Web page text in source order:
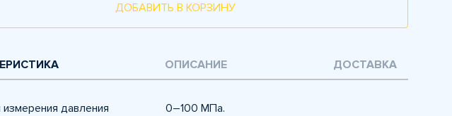
ДОБАВИТЬ В КОРЗИНУ
ОПИСАНИЕ ДОСТАВКА
давления 0–100 МПа.